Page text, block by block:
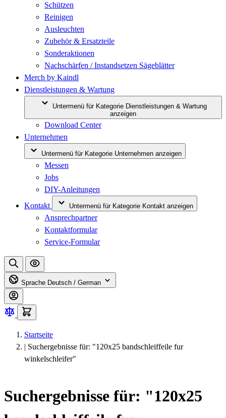
Schützen
Reinigen
Ausleuchten
Zubehör & Ersatzteile
Sonderaktionen
Nachschärfen / Instandsetzen Sägeblätter
Merch by Kaindl
Dienstleistungen & Wartung
Untermenü für Kategorie Dienstleistungen & Wartung
anzeigen
Download Center
Unternehmen
Untermenü für Kategorie Unternehmen anzeigen
Messen
Jobs
DIY-Anleitungen
Kontakt
Untermenü für Kategorie Kontakt anzeigen
Ansprechpartner
Kontaktformular
Service-Formular
Sprache Deutsch / German
Startseite
| Suchergebnisse für: "120x25 bandschleiffeile fur
winkelschleifer"
Suchergebnisse für: "120x25